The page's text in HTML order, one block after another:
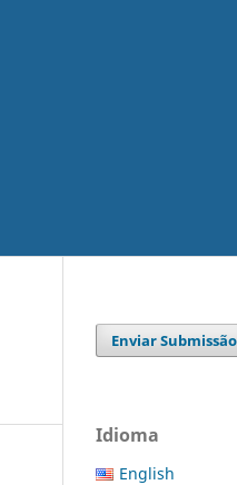
Enviar Submissão
Idioma
English